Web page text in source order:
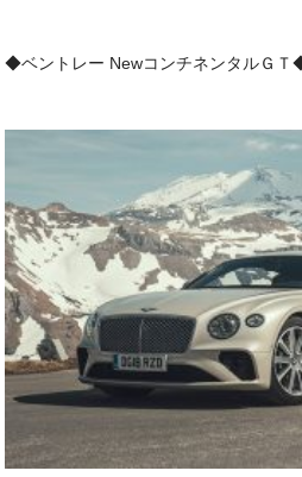
◆ベントレー NewコンチネンタルＧ